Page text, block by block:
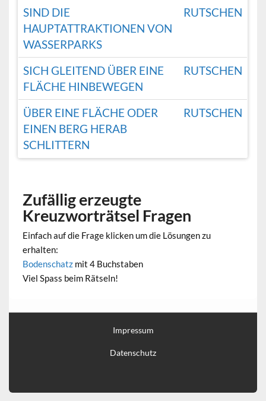
SIND DIE
HAUPTATTRAKTIONEN VON
WASSERPARKS
RUTSCHEN
SICH GLEITEND ÜBER EINE
FLÄCHE HINBEWEGEN
RUTSCHEN
ÜBER EINE FLÄCHE ODER
EINEN BERG HERAB
SCHLITTERN
RUTSCHEN
Zufällig erzeugte
Kreuzworträtsel Fragen
Einfach auf die Frage klicken um die Lösungen zu
erhalten:
Bodenschatz mit 4 Buchstaben
Viel Spass beim Rätseln!
Impressum
Datenschutz